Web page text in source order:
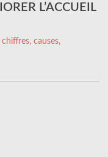
L’ACCUEIL
causes,